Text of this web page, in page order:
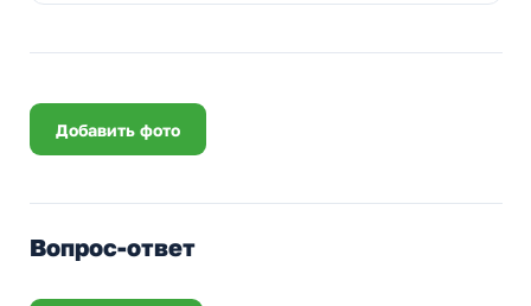
Добавить фото
Вопрос-ответ